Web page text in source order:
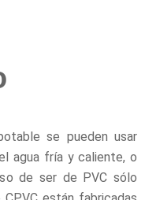
se pueden usar
agua fría y caliente, o
de ser de PVC sólo